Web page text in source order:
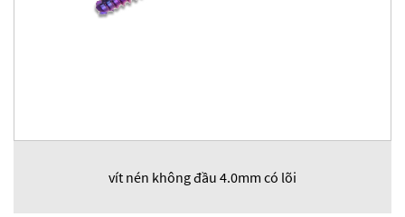
vít nén không đầu 4.0mm có lõi